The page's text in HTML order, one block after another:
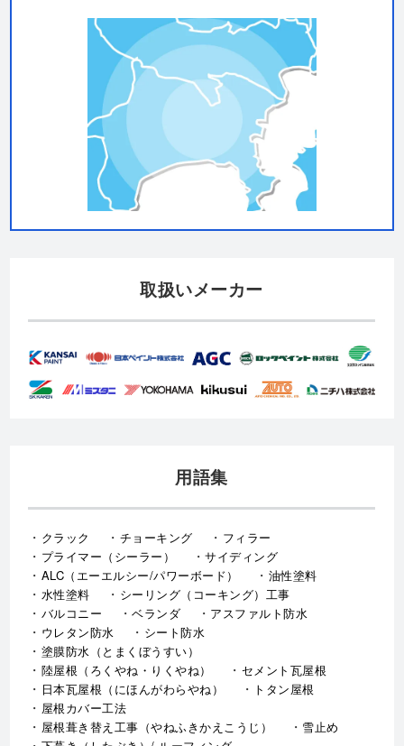
取扱いメーカー
用語集
クラック チョーキング
フィラー
プライマー（シーラー）
サイディング
ALC（エーエルシー/パワーボード）
油性塗料
水性塗料
シーリング（コーキング）工事
バルコニー
ベランダ
アスファルト防水
ウレタン防水
シート防水
塗膜防水（とまくぼうすい）
陸屋根（ろくやね・りくやね）
セメント瓦屋根
日本瓦屋根（にほんがわらやね）
トタン屋根
屋根カバー工法
屋根葺き替え工事（やねふきかえこうじ）
雪止め